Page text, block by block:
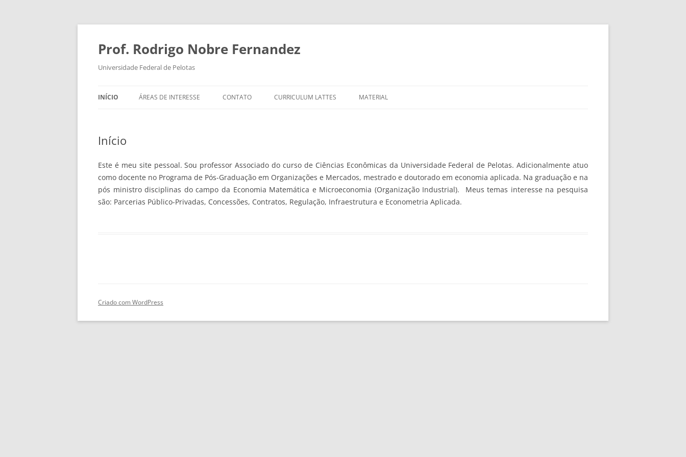
Pular
conteúdo
Prof. Rodrigo Nobre Fernandez
Universidade Federal de Pelotas
INÍCIO ÁREAS DE INTERESSE CONTATO CURRICULUM LATTES MATERIAL
Início
Este é meu site pessoal. Sou professor Associado do curso de Ciências Econômicas da Universidade Federal de Pelotas. Adicionalmente atuo
como docente no Programa de Pós-Graduação em Organizações e Mercados, mestrado e doutorado em economia aplicada. Na graduação e na
pós ministro disciplinas do campo da Economia Matemática e Microeconomia (Organização Industrial). Meus temas interesse na pesquisa
são: Parcerias Público-Privadas, Concessões, Contratos, Regulação, Infraestrutura e Econometria Aplicada.
Criado com WordPress